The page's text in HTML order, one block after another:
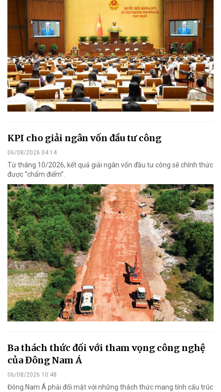
KPI cho giải ngân vốn đầu tư công
06/08/2026 04:14
Từ tháng 10/2026, kết quả giải ngân vốn đầu tư công sẽ chính thức
được “chấm điểm”.
Ba thách thức đối với tham vọng công nghệ
của Đông Nam Á
06/08/2026 10:48
Đông Nam Á phải đối mặt với những thách thức mang tính cấu trúc